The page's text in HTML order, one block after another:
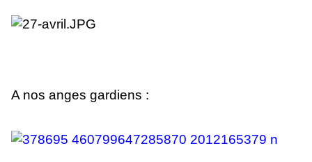
A nos anges gardiens :